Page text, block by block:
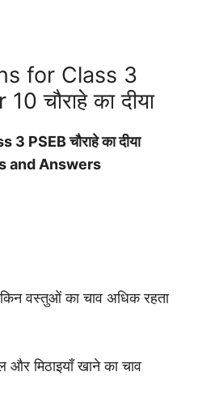
for Class 3
चौराहे का दीया
PSEB चौराहे का दीया
and Answers
किन वस्तुओं का चाव अधिक रहता
और मिठाइयाँ खाने का चाव